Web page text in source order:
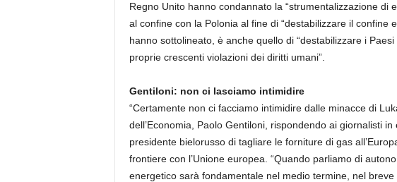
Regno Unito hanno condannato la “strumentalizzazione di
al confine con la Polonia al fine di “destabilizzare il confine
hanno sottolineato, è anche quello di “destabilizzare i Paesi
proprie crescenti violazioni dei diritti umani”.
Gentiloni: non ci lasciamo intimidire
“Certamente non ci facciamo intimidire dalle minacce di
dell’Economia, Paolo Gentiloni, rispondendo ai giornalisti
presidente bielorusso di tagliare le forniture di gas
frontiere con l’Unione europea. “Quando parliamo di
energetico sarà fondamentale nel medio termine, nel